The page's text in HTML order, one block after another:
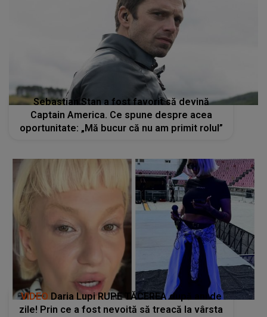
Sebastian Stan a fost favorit să devină
Captain America. Ce spune despre acea
oportunitate: „Mă bucur că nu am primit rolul”
VIDEO Daria Lupi RUPE TĂCEREA după ani de
zile! Prin ce a fost nevoită să treacă la vârsta